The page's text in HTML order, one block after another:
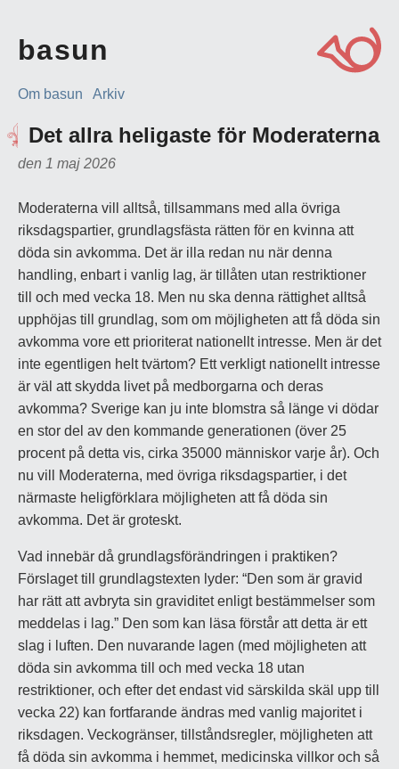
basun
Om basun Arkiv
Det allra heligaste för Moderaterna
den 1 maj 2026
Moderaterna vill alltså, tillsammans med alla övriga
riksdagspartier, grundlagsfästa rätten för en kvinna att
döda sin avkomma. Det är illa redan nu när denna
handling, enbart i vanlig lag, är tillåten utan restriktioner
till och med vecka 18. Men nu ska denna rättighet alltså
upphöjas till grundlag, som om möjligheten att få döda sin
avkomma vore ett prioriterat nationellt intresse. Men är det
inte egentligen helt tvärtom? Ett verkligt nationellt intresse
är väl att skydda livet på medborgarna och deras
avkomma? Sverige kan ju inte blomstra så länge vi dödar
en stor del av den kommande generationen (över 25
procent på detta vis, cirka 35000 människor varje år). Och
nu vill Moderaterna, med övriga riksdagspartier, i det
närmaste heligförklara möjligheten att få döda sin
avkomma. Det är groteskt.
Vad innebär då grundlagsförändringen i praktiken?
Förslaget till grundlagstexten lyder: “Den som är gravid
har rätt att avbryta sin graviditet enligt bestämmelser som
meddelas i lag.” Den som kan läsa förstår att detta är ett
slag i luften. Den nuvarande lagen (med möjligheten att
döda sin avkomma till och med vecka 18 utan
restriktioner, och efter det endast vid särskilda skäl upp till
vecka 22) kan fortfarande ändras med vanlig majoritet i
riksdagen. Veckogränser, tillståndsregler, möjligheten att
få döda sin avkomma i hemmet, medicinska villkor och så